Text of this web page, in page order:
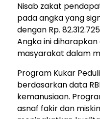
Nisab zakat
pada angka yang
dengan Rp.
Angka ini
masyarakat dalam
Program Kukar
berdasarkan data
kemanusiaan.
asnaf fakir dan